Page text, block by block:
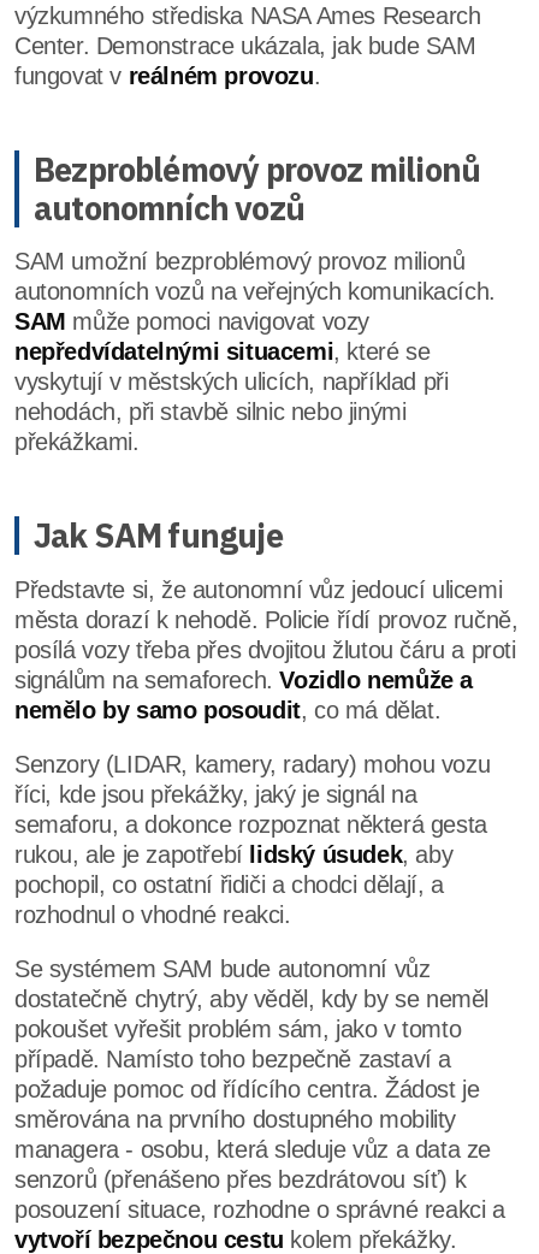
výzkumného střediska NASA Ames Research
Center. Demonstrace ukázala, jak bude SAM
fungovat v reálném provozu.
Bezproblémový provoz milionů
autonomních vozů
SAM umožní bezproblémový provoz milionů
autonomních vozů na veřejných komunikacích.
SAM může pomoci navigovat vozy
nepředvídatelnými situacemi, které se
vyskytují v městských ulicích, například při
nehodách, při stavbě silnic nebo jinými
překážkami.
Jak SAM funguje
Představte si, že autonomní vůz jedoucí ulicemi
města dorazí k nehodě. Policie řídí provoz ručně,
posílá vozy třeba přes dvojitou žlutou čáru a proti
signálům na semaforech.Vozidlo nemůže a
nemělo by samo posoudit, co má dělat.
Senzory (LIDAR, kamery, radary) mohou vozu
říci, kde jsou překážky, jaký je signál na
semaforu, a dokonce rozpoznat některá gesta
rukou, ale je zapotřebí lidský úsudek, aby
pochopil, co ostatní řidiči a chodci dělají, a
rozhodnul o vhodné reakci.
Se systémem SAM bude autonomní vůz
dostatečně chytrý, aby věděl, kdy by se neměl
pokoušet vyřešit problém sám, jako v tomto
případě. Namísto toho bezpečně zastaví a
požaduje pomoc od řídícího centra. Žádost je
směrována na prvního dostupného mobility
managera - osobu, která sleduje vůz a data ze
senzorů (přenášeno přes bezdrátovou síť) k
posouzení situace, rozhodne o správné reakci a
vytvoří bezpečnou cestu kolem překážky.